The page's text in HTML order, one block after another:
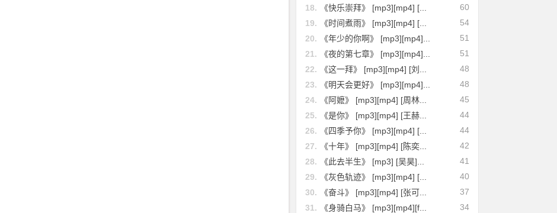
60
18.
《快乐崇拜》 [mp3][mp4] [...
54
19.
《时间煮雨》 [mp3][mp4] [...
51
20.
《年少的你啊》 [mp3][mp4]...
51
21.
《夜的第七章》 [mp3][mp4]...
48
22.
《这一拜》 [mp3][mp4] [刘...
48
23.
《明天会更好》 [mp3][mp4]...
45
24.
《阿嬷》 [mp3][mp4] [周林...
44
25.
《是你》 [mp3][mp4] [王赫...
44
26.
《四季予你》 [mp3][mp4] [...
42
27.
《十年》 [mp3][mp4] [陈奕...
41
28.
《此去半生》 [mp3] [吴昊]...
40
29.
《灰色轨迹》 [mp3][mp4] [...
37
30.
《奋斗》 [mp3][mp4] [张可...
34
31.
《身骑白马》 [mp3][mp4][f...